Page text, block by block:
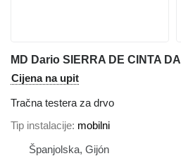
Cijena na upit
Tračna testera za drvo
Tip instalacije mobilni
Španjolska, Gijón